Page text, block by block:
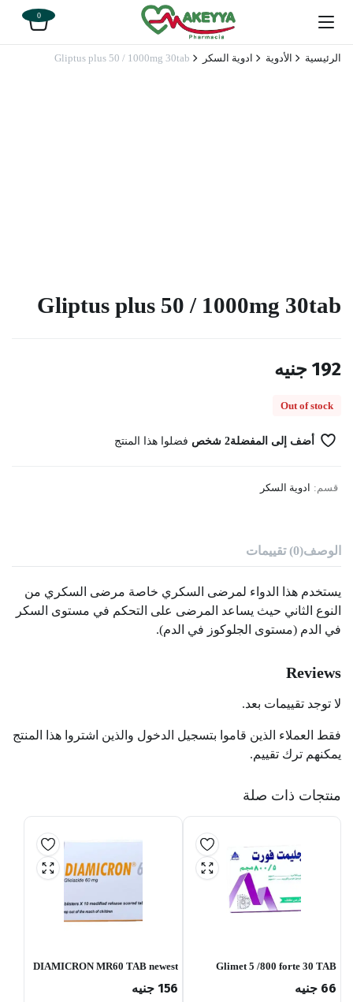
0
الرئيسية الأدوية ادوية السكر Gliptus plus 50 / 1000mg 30tab
Gliptus plus 50 / 1000mg 30tab
192 جنيه
Out of stock
أضف إلى المفضلة2 شخص فضلوا هذا المنتج
قسم: ادوية السكر
الوصف(0) تقييمات
يستخدم هذا الدواء لمرضى السكري خاصة مرضى السكري من
النوع الثاني حيث يساعد المرضى على التحكم في مستوى السكر
في الدم (مستوى الجلوكوز في الدم).
Reviews
لا توجد تقييمات بعد.
فقط العملاء الذين قاموا بتسجيل الدخول والذين اشتروا هذا المنتج
يمكنهم ترك تقييم.
منتجات ذات صلة
Glimet 5 /800 forte 30 TAB
66 جنيه
DIAMICRON MR60 TAB newest
156 جنيه